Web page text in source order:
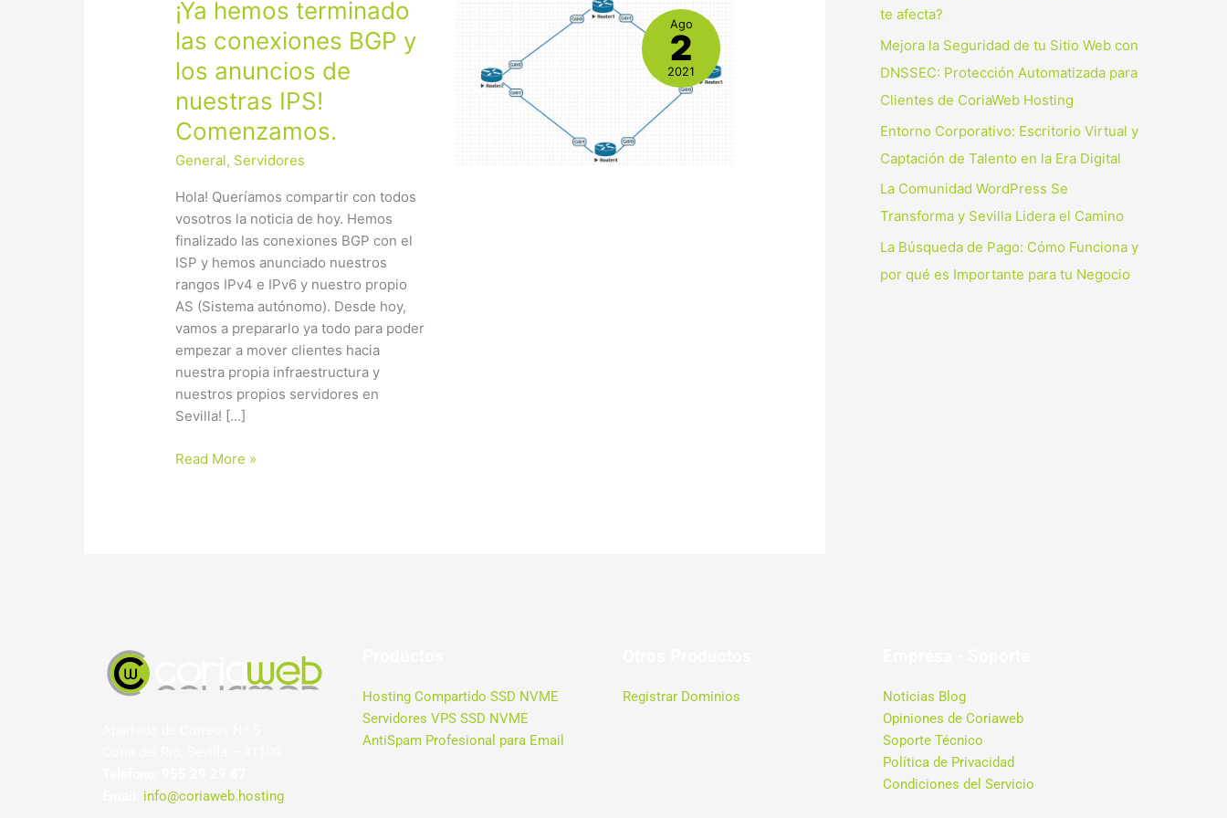
¡Ya hemos terminado
las conexiones BGP y
los anuncios de
nuestras IPS!
Comenzamos.
General, Servidores
Hola! Queríamos compartir con todos
vosotros la noticia de hoy. Hemos
finalizado las conexiones BGP con el
ISP y hemos anunciado nuestros
rangos IPv4 e IPv6 y nuestro propio
AS (Sistema autónomo). Desde hoy,
vamos a prepararlo ya todo para poder
empezar a mover clientes hacia
nuestra propia infraestructura y
nuestros propios servidores en
Sevilla! […]
¡Ya
hemos
terminado
las
conexiones
BGP
y
los
de
nuestras
IPS!
Comenzamos.
Read More »
Ago
2
2021
p
te afecta?
Mejora la Seguridad de tu Sitio Web con
DNSSEC: Protección Automatizada para
Clientes de CoriaWeb Hosting
Entorno Corporativo: Escritorio Virtual y
Captación de Talento en la Era Digital
La Comunidad WordPress Se
Transforma y Sevilla Lidera el Camino
La Búsqueda de Pago: Cómo Funciona y
por qué es Importante para tu Negocio
info@coriaweb.hosting
Hosting Compartido SSD NVME
Servidores VPS SSD NVME
AntiSpam Profesional para Email
Registrar Dominios
Noticias Blog
Opiniones de Coriaweb
Soporte Técnico
Política de Privacidad
Condiciones del Servicio